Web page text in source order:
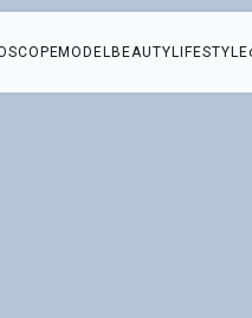
MODEL BEAUTY LIFESTYLE